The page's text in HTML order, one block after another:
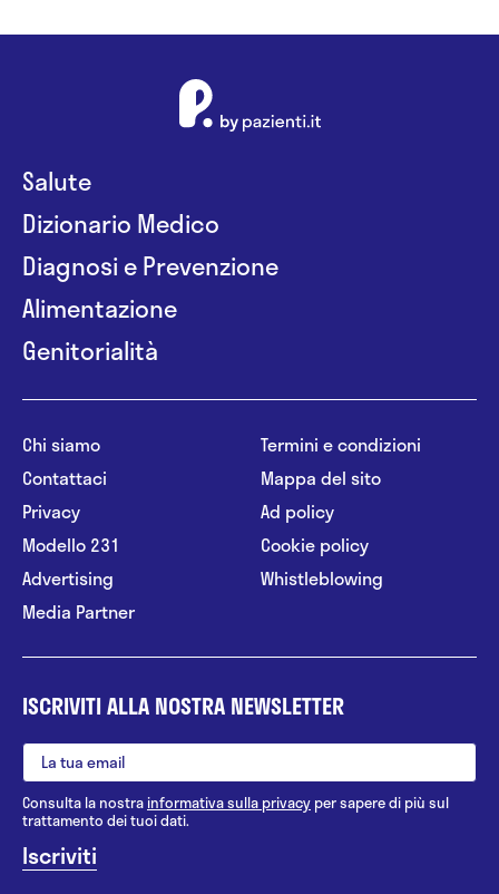
Salute
Dizionario Medico
Diagnosi e Prevenzione
Alimentazione
Genitorialità
Chi siamo
Contattaci
Privacy
Modello 231
Advertising
Media Partner
Termini e condizioni
Mappa del sito
Ad policy
Cookie policy
Whistleblowing
ISCRIVITI ALLA NOSTRA NEWSLETTER
Consulta la nostrainformativa sulla privacy per sapere di più sul
trattamento dei tuoi dati.